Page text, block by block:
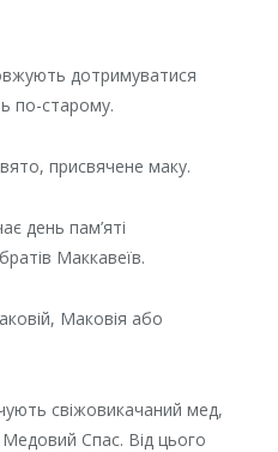
дотримуватися
по-старому.
присвячене маку.
день пам’яті
Маккавеїв.
Маковія або
свіжовикачаний мед,
Спас. Від цього